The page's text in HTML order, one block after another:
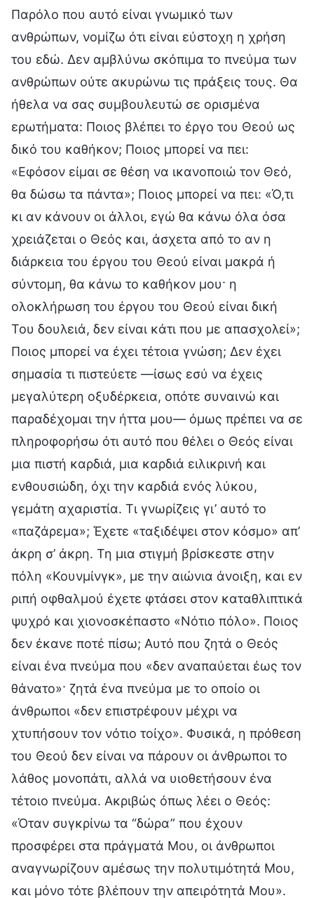
Παρόλο που αυτό είναι γνωμικό των
ανθρώπων, νομίζω ότι είναι εύστοχη η χρήση
του εδώ. Δεν αμβλύνω σκόπιμα το πνεύμα των
ανθρώπων ούτε ακυρώνω τις πράξεις τους. Θα
ήθελα να σας συμβουλευτώ σε ορισμένα
ερωτήματα: Ποιος βλέπει το έργο του Θεού ως
δικό του καθήκον; Ποιος μπορεί να πει:
«Εφόσον είμαι σε θέση να ικανοποιώ τον Θεό,
θα δώσω τα πάντα»; Ποιος μπορεί να πει: «Ό,τι
κι αν κάνουν οι άλλοι, εγώ θα κάνω όλα όσα
χρειάζεται ο Θεός και, άσχετα από το αν η
διάρκεια του έργου του Θεού είναι μακρά ή
σύντομη, θα κάνω το καθήκον μου· η
ολοκλήρωση του έργου του Θεού είναι δική
Του δουλειά, δεν είναι κάτι που με απασχολεί»;
Ποιος μπορεί να έχει τέτοια γνώση; Δεν έχει
σημασία τι πιστεύετε —ίσως εσύ να έχεις
μεγαλύτερη οξυδέρκεια, οπότε συναινώ και
παραδέχομαι την ήττα μου— όμως πρέπει να σε
πληροφορήσω ότι αυτό που θέλει ο Θεός είναι
μια πιστή καρδιά, μια καρδιά ειλικρινή και
ενθουσιώδη, όχι την καρδιά ενός λύκου,
γεμάτη αχαριστία. Τι γνωρίζεις γι’ αυτό το
«παζάρεμα»; Έχετε «ταξιδέψει στον κόσμο» απ’
άκρη σ’ άκρη. Τη μια στιγμή βρίσκεστε στην
πόλη «Κουνμίνγκ», με την αιώνια άνοιξη, και εν
ριπή οφθαλμού έχετε φτάσει στον καταθλιπτικά
ψυχρό και χιονοσκέπαστο «Νότιο πόλο». Ποιος
δεν έκανε ποτέ πίσω; Αυτό που ζητά ο Θεός
είναι ένα πνεύμα που «δεν αναπαύεται έως τον
θάνατο»· ζητά ένα πνεύμα με το οποίο οι
άνθρωποι «δεν επιστρέφουν μέχρι να
χτυπήσουν τον νότιο τοίχο». Φυσικά, η πρόθεση
του Θεού δεν είναι να πάρουν οι άνθρωποι το
λάθος μονοπάτι, αλλά να υιοθετήσουν ένα
τέτοιο πνεύμα. Ακριβώς όπως λέει ο Θεός:
«Όταν συγκρίνω τα “δώρα” που έχουν
προσφέρει στα πράγματά Μου, οι άνθρωποι
αναγνωρίζουν αμέσως την πολυτιμότητά Μου,
και μόνο τότε βλέπουν την απειρότητά Μου».